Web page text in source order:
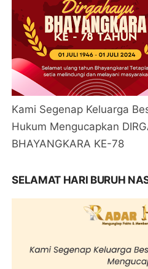
Kami Segenap Keluarga
Hukum Mengucapkan
BHAYANGKARA KE-78
SELAMAT HARI BURUH